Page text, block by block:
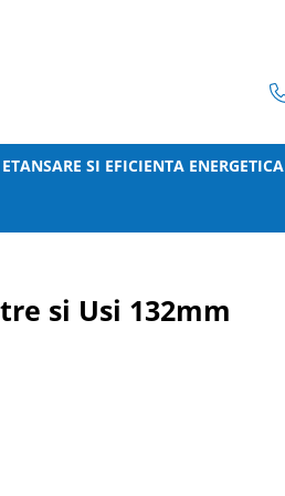
ETANSARE SI EFICIENTA ENERGETICA
si Usi 132mm